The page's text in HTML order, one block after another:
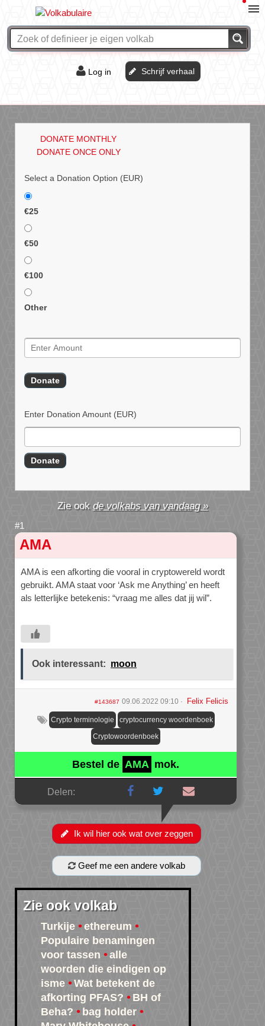
Log in Schrijf verhaal
DONATE MONTHLY
DONATE ONCE ONLY
Select a Donation Option (EUR)
€25
€50
€100
Other
Enter Donation Amount (EUR)
de volkabs van vandaag »
AMA
AMA is een afkorting die vooral in cryptowereld wordt
gebruikt. AMA staat voor ‘Ask me Anything’ en heeft
als letterlijke betekenis: “vraag me alles dat jij wil”.
Ook interessant: moon
#143687 09.06.2022 09:10 Felix Felicis
Crypto terminologie cryptocurrency woordenboek
Cryptowoordenboek
Bestel de AMA mok.
Delen:
Ik wil hier ook wat over zeggen
Geef me een andere volkab
Zie ook volkab
Turkije
ethereum
Populaire benamingen
voor tassen
alle
woorden die eindigen op
isme
Wat betekent de
afkorting PFAS?
BH of
Beha?
bag holder